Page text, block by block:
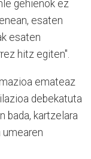
gehienok ez
esaten
esaten
hitz egiten".
emateaz
debekatuta
bada, kartzelara
umearen